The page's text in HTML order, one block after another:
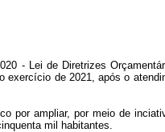
- Lei de Diretrizes
de 2021, após o
por ampliar, por meio de
mil habitantes.